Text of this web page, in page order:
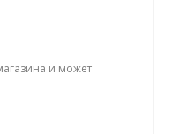
и может